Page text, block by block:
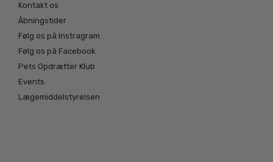
Kontakt os
Åbningstider
Følg os på Instragram
Følg os på Facebook
Pets Opdrætter Klub
Events
Lægemiddelstyrelsen